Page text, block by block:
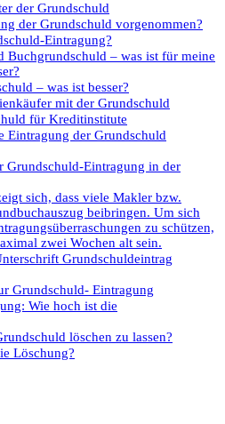
der Grundschuld
der Grundschuld vorgenommen?
Eintragung?
Buchgrundschuld – was ist für meine
– was ist besser?
mit der Grundschuld
für Kreditinstitute
Eintragung der Grundschuld
Grundschuld-Eintragung in der
sich, dass viele Makler bzw.
beibringen. Um sich
zu schützen,
zwei Wochen alt sein.
Grundschuldeintrag
Grundschuld- Eintragung
Wie hoch ist die
löschen zu lassen?
Löschung?